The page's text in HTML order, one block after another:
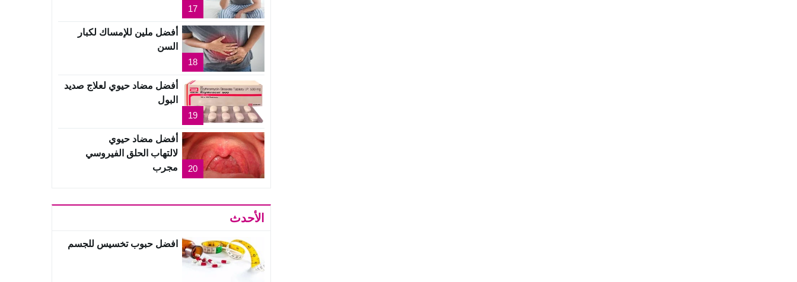
17
18
أفضل ملين للإمساك لكبار
السن
19
أفضل مضاد حيوي لعلاج صديد
البول
20
أفضل مضاد حيوي
لالتهاب الحلق الفيروسي
مجرب
الأحدث
افضل حبوب تخسيس للجسم